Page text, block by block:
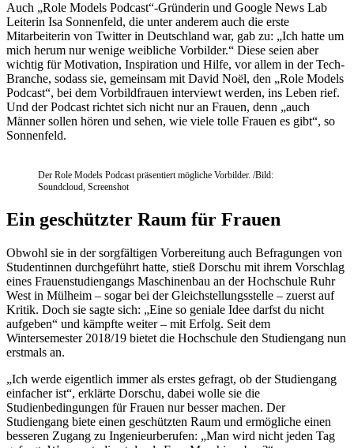
Auch „Role Models Podcast“-Gründerin und Google News Lab
Leiterin Isa Sonnenfeld, die unter anderem auch die erste
Mitarbeiterin von Twitter in Deutschland war, gab zu: „Ich hatte um
mich herum nur wenige weibliche Vorbilder.“ Diese seien aber
wichtig für Motivation, Inspiration und Hilfe, vor allem in der Tech-
Branche, sodass sie, gemeinsam mit David Noël, den „Role Models
Podcast“, bei dem Vorbildfrauen interviewt werden, ins Leben rief.
Und der Podcast richtet sich nicht nur an Frauen, denn „auch
Männer sollen hören und sehen, wie viele tolle Frauen es gibt“, so
Sonnenfeld.
Der Role Models Podcast präsentiert mögliche Vorbilder. /Bild:
Soundcloud, Screenshot
Ein geschützter Raum für Frauen
Obwohl sie in der sorgfältigen Vorbereitung auch Befragungen von
Studentinnen durchgeführt hatte, stieß Dorschu mit ihrem Vorschlag
eines Frauenstudiengangs Maschinenbau an der Hochschule Ruhr
West in Mülheim – sogar bei der Gleichstellungsstelle – zuerst auf
Kritik. Doch sie sagte sich: „Eine so geniale Idee darfst du nicht
aufgeben“ und kämpfte weiter – mit Erfolg. Seit dem
Wintersemester 2018/19 bietet die Hochschule den Studiengang nun
erstmals an.
„Ich werde eigentlich immer als erstes gefragt, ob der Studiengang
einfacher ist“, erklärte Dorschu, dabei wolle sie die
Studienbedingungen für Frauen nur besser machen. Der
Studiengang biete einen geschützten Raum und ermögliche einen
besseren Zugang zu Ingenieurberufen: „Man wird nicht jeden Tag